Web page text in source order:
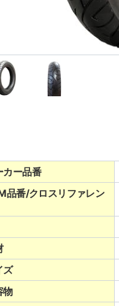
カー品番
品番/クロスリファレン
ズ
物